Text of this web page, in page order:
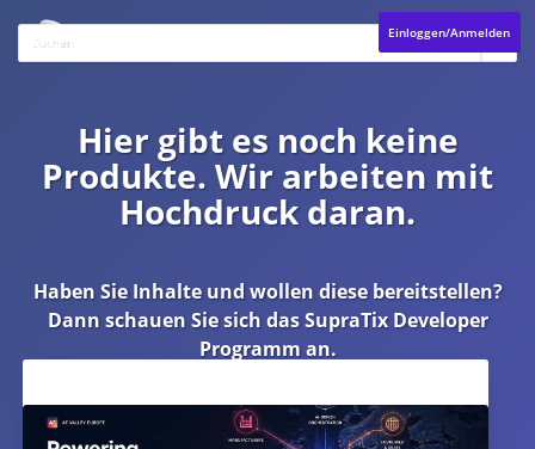
Einloggen/Anmelden
Hier gibt es noch keine
Produkte. Wir arbeiten mit
Hochdruck daran.
Haben Sie Inhalte und wollen diese bereitstellen?
Dann schauen Sie sich dasSupraTix Developer
Programman.